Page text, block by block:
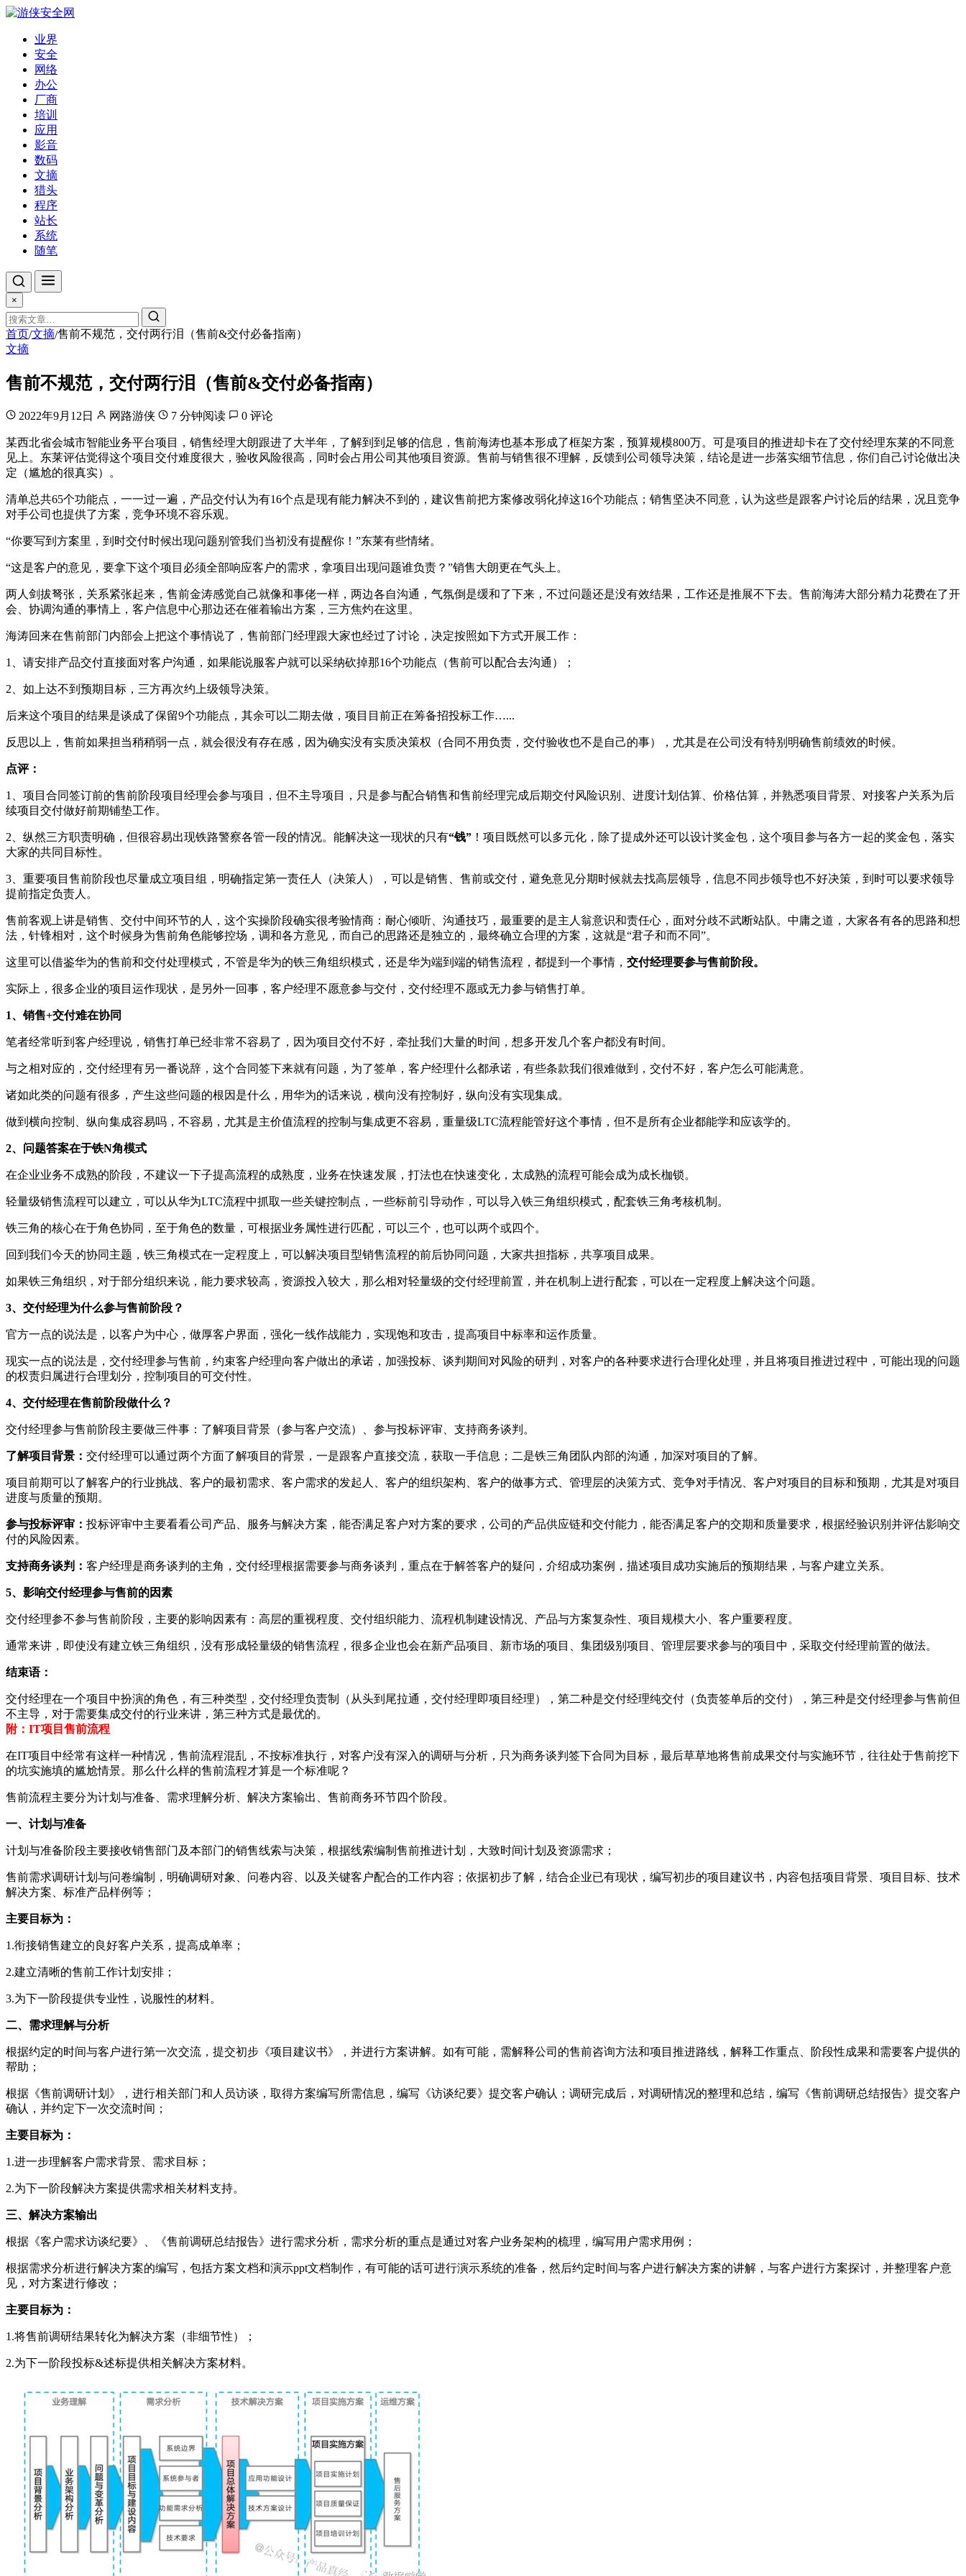
业界
安全
网络
办公
厂商
培训
应用
影音
数码
文摘
猎头
程序
站长
系统
随笔
×
首页/文摘/售前不规范，交付两行泪（售前&交付必备指南）
文摘
售前不规范，交付两行泪（售前&交付必备指南）
2022年9月12日 网路游侠 7 分钟阅读 0 评论
某西北省会城市智能业务平台项目，销售经理大朗跟进了大半年，了解到到足够的信息，售前海涛也基本形成了框架方案，预算规模800万。可是项目的推进却卡在了交付经理东莱的不同意
见上。东莱评估觉得这个项目交付难度很大，验收风险很高，同时会占用公司其他项目资源。售前与销售很不理解，反馈到公司领导决策，结论是进一步落实细节信息，你们自己讨论做出决
定（尴尬的很真实）。
清单总共65个功能点，一一过一遍，产品交付认为有16个点是现有能力解决不到的，建议售前把方案修改弱化掉这16个功能点；销售坚决不同意，认为这些是跟客户讨论后的结果，况且竞争
对手公司也提供了方案，竞争环境不容乐观。
“你要写到方案里，到时交付时候出现问题别管我们当初没有提醒你！”东莱有些情绪。
“这是客户的意见，要拿下这个项目必须全部响应客户的需求，拿项目出现问题谁负责？”销售大朗更在气头上。
两人剑拔弩张，关系紧张起来，售前金涛感觉自己就像和事佬一样，两边各自沟通，气氛倒是缓和了下来，不过问题还是没有效结果，工作还是推展不下去。售前海涛大部分精力花费在了开
会、协调沟通的事情上，客户信息中心那边还在催着输出方案，三方焦灼在这里。
海涛回来在售前部门内部会上把这个事情说了，售前部门经理跟大家也经过了讨论，决定按照如下方式开展工作：
1、请安排产品交付直接面对客户沟通，如果能说服客户就可以采纳砍掉那16个功能点（售前可以配合去沟通）；
2、如上达不到预期目标，三方再次约上级领导决策。
后来这个项目的结果是谈成了保留9个功能点，其余可以二期去做，项目目前正在筹备招投标工作…...
反思以上，售前如果担当稍稍弱一点，就会很没有存在感，因为确实没有实质决策权（合同不用负责，交付验收也不是自己的事），尤其是在公司没有特别明确售前绩效的时候。
点评：
1、项目合同签订前的售前阶段项目经理会参与项目，但不主导项目，只是参与配合销售和售前经理完成后期交付风险识别、进度计划估算、价格估算，并熟悉项目背景、对接客户关系为后
续项目交付做好前期铺垫工作。
2、纵然三方职责明确，但很容易出现铁路警察各管一段的情况。能解决这一现状的只有“钱” ！项目既然可以多元化，除了提成外还可以设计奖金包，这个项目参与各方一起的奖金包，落实
大家的共同目标性。
3、重要项目售前阶段也尽量成立项目组，明确指定第一责任人（决策人），可以是销售、售前或交付，避免意见分期时候就去找高层领导，信息不同步领导也不好决策，到时可以要求领导
提前指定负责人。
售前客观上讲是销售、交付中间环节的人，这个实操阶段确实很考验情商：耐心倾听、沟通技巧，最重要的是主人翁意识和责任心，面对分歧不武断站队。中庸之道，大家各有各的思路和想
法，针锋相对，这个时候身为售前角色能够控场，调和各方意见，而自己的思路还是独立的，最终确立合理的方案，这就是“君子和而不同”。
这里可以借鉴华为的售前和交付处理模式，不管是华为的铁三角组织模式，还是华为端到端的销售流程，都提到一个事情， 交付经理要参与售前阶段。
实际上，很多企业的项目运作现状，是另外一回事，客户经理不愿意参与交付，交付经理不愿或无力参与销售打单。
1、销售+交付难在协同
笔者经常听到客户经理说，销售打单已经非常不容易了，因为项目交付不好，牵扯我们大量的时间，想多开发几个客户都没有时间。
与之相对应的，交付经理有另一番说辞，这个合同签下来就有问题，为了签单，客户经理什么都承诺，有些条款我们很难做到，交付不好，客户怎么可能满意。
诸如此类的问题有很多，产生这些问题的根因是什么，用华为的话来说，横向没有控制好，纵向没有实现集成。
做到横向控制、纵向集成容易吗，不容易，尤其是主价值流程的控制与集成更不容易，重量级LTC流程能管好这个事情，但不是所有企业都能学和应该学的。
2、问题答案在于铁N角模式
在企业业务不成熟的阶段，不建议一下子提高流程的成熟度，业务在快速发展，打法也在快速变化，太成熟的流程可能会成为成长枷锁。
轻量级销售流程可以建立，可以从华为LTC流程中抓取一些关键控制点，一些标前引导动作，可以导入铁三角组织模式，配套铁三角考核机制。
铁三角的核心在于角色协同，至于角色的数量，可根据业务属性进行匹配，可以三个，也可以两个或四个。
回到我们今天的协同主题，铁三角模式在一定程度上，可以解决项目型销售流程的前后协同问题，大家共担指标，共享项目成果。
如果铁三角组织，对于部分组织来说，能力要求较高，资源投入较大，那么相对轻量级的交付经理前置，并在机制上进行配套，可以在一定程度上解决这个问题。
3、交付经理为什么参与售前阶段？
官方一点的说法是，以客户为中心，做厚客户界面，强化一线作战能力，实现饱和攻击，提高项目中标率和运作质量。
现实一点的说法是，交付经理参与售前，约束客户经理向客户做出的承诺，加强投标、谈判期间对风险的研判，对客户的各种要求进行合理化处理，并且将项目推进过程中，可能出现的问题
的权责归属进行合理划分，控制项目的可交付性。
4、交付经理在售前阶段做什么？
交付经理参与售前阶段主要做三件事：了解项目背景（参与客户交流）、参与投标评审、支持商务谈判。
了解项目背景： 交付经理可以通过两个方面了解项目的背景，一是跟客户直接交流，获取一手信息；二是铁三角团队内部的沟通，加深对项目的了解。
项目前期可以了解客户的行业挑战、客户的最初需求、客户需求的发起人、客户的组织架构、客户的做事方式、管理层的决策方式、竞争对手情况、客户对项目的目标和预期，尤其是对项目
进度与质量的预期。
参与投标评审： 投标评审中主要看看公司产品、服务与解决方案，能否满足客户对方案的要求，公司的产品供应链和交付能力，能否满足客户的交期和质量要求，根据经验识别并评估影响交
付的风险因素。
支持商务谈判： 客户经理是商务谈判的主角，交付经理根据需要参与商务谈判，重点在于解答客户的疑问，介绍成功案例，描述项目成功实施后的预期结果，与客户建立关系。
5、影响交付经理参与售前的因素
交付经理参不参与售前阶段，主要的影响因素有：高层的重视程度、交付组织能力、流程机制建设情况、产品与方案复杂性、项目规模大小、客户重要程度。
通常来讲，即使没有建立铁三角组织，没有形成轻量级的销售流程，很多企业也会在新产品项目、新市场的项目、集团级别项目、管理层要求参与的项目中，采取交付经理前置的做法。
结束语：
交付经理在一个项目中扮演的角色，有三种类型，交付经理负责制（从头到尾拉通，交付经理即项目经理），第二种是交付经理纯交付（负责签单后的交付），第三种是交付经理参与售前但
不主导，对于需要集成交付的行业来讲，第三种方式是最优的。
附：IT项目售前流程
在IT项目中经常有这样一种情况，售前流程混乱，不按标准执行，对客户没有深入的调研与分析，只为商务谈判签下合同为目标，最后草草地将售前成果交付与实施环节，往往处于售前挖下
的坑实施填的尴尬情景。那么什么样的售前流程才算是一个标准呢？
售前流程主要分为计划与准备、需求理解分析、解决方案输出、售前商务环节四个阶段。
一、计划与准备
计划与准备阶段主要接收销售部门及本部门的销售线索与决策，根据线索编制售前推进计划，大致时间计划及资源需求；
售前需求调研计划与问卷编制，明确调研对象、问卷内容、以及关键客户配合的工作内容；依据初步了解，结合企业已有现状，编写初步的项目建议书，内容包括项目背景、项目目标、技术
解决方案、标准产品样例等；
主要目标为：
1.衔接销售建立的良好客户关系，提高成单率；
2.建立清晰的售前工作计划安排；
3.为下一阶段提供专业性，说服性的材料。
二、需求理解与分析
根据约定的时间与客户进行第一次交流，提交初步《项目建议书》，并进行方案讲解。如有可能，需解释公司的售前咨询方法和项目推进路线，解释工作重点、阶段性成果和需要客户提供的
帮助；
根据《售前调研计划》，进行相关部门和人员访谈，取得方案编写所需信息，编写《访谈纪要》提交客户确认；调研完成后，对调研情况的整理和总结，编写《售前调研总结报告》提交客户
确认，并约定下一次交流时间；
主要目标为：
1.进一步理解客户需求背景、需求目标；
2.为下一阶段解决方案提供需求相关材料支持。
三、解决方案输出
根据《客户需求访谈纪要》、《售前调研总结报告》进行需求分析，需求分析的重点是通过对客户业务架构的梳理，编写用户需求用例；
根据需求分析进行解决方案的编写，包括方案文档和演示ppt文档制作，有可能的话可进行演示系统的准备，然后约定时间与客户进行解决方案的讲解，与客户进行方案探讨，并整理客户意
见，对方案进行修改；
主要目标为：
1.将售前调研结果转化为解决方案（非细节性）；
2.为下一阶段投标&述标提供相关解决方案材料。